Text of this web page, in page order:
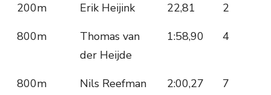
200m Erik Heijink 22,81
2
800m
Thomas van
der Heijde
1:58,90 4
800m Nils Reefman 2:00,27
7